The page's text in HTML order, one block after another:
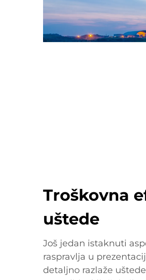
Troškovna
uštede
Još jedan istaknuti
raspravlja u
detaljno razlaže